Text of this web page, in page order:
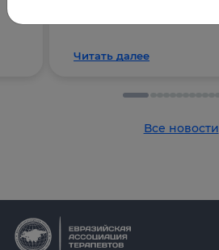
Читать далее
Все новости